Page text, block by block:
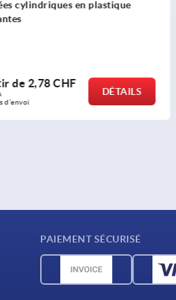
Poignée tournante ovale
à partir de9,02 CHF
hors frais d’envoi
DÉTAILS
PAIEMENT SÉCURISÉ